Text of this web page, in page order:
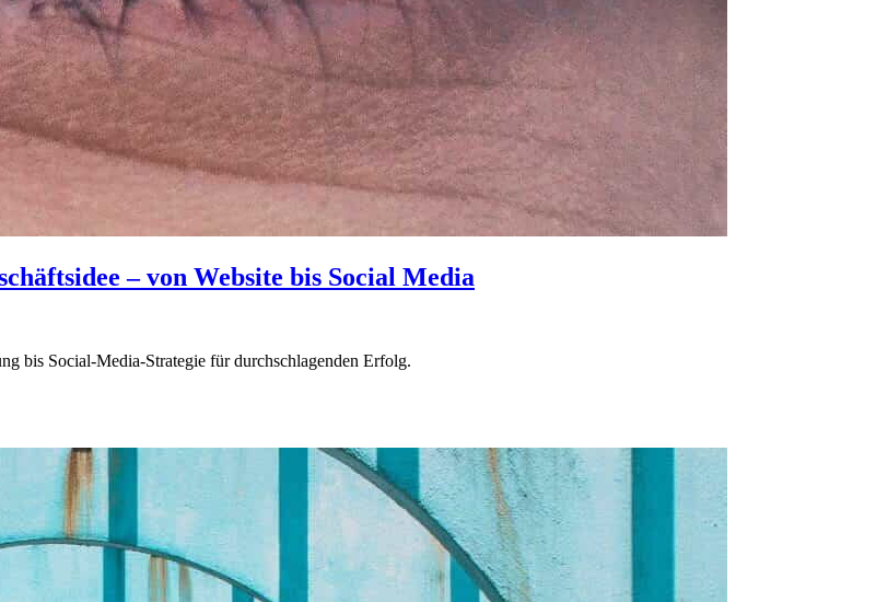
– von Website bis Social Media
bis Social-Media-Strategie für durchschlagenden Erfolg.